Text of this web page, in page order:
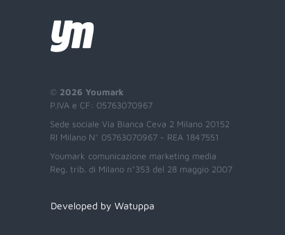
© 2026 Youmark
P.IVA e CF: 05763070967
Sede sociale Via Bianca Ceva 2 Milano 20152
RI Milano N° 05763070967 - REA 1847551
Youmark comunicazione marketing media
Reg. trib. di Milano n°353 del 28 maggio 2007
Developed by Watuppa